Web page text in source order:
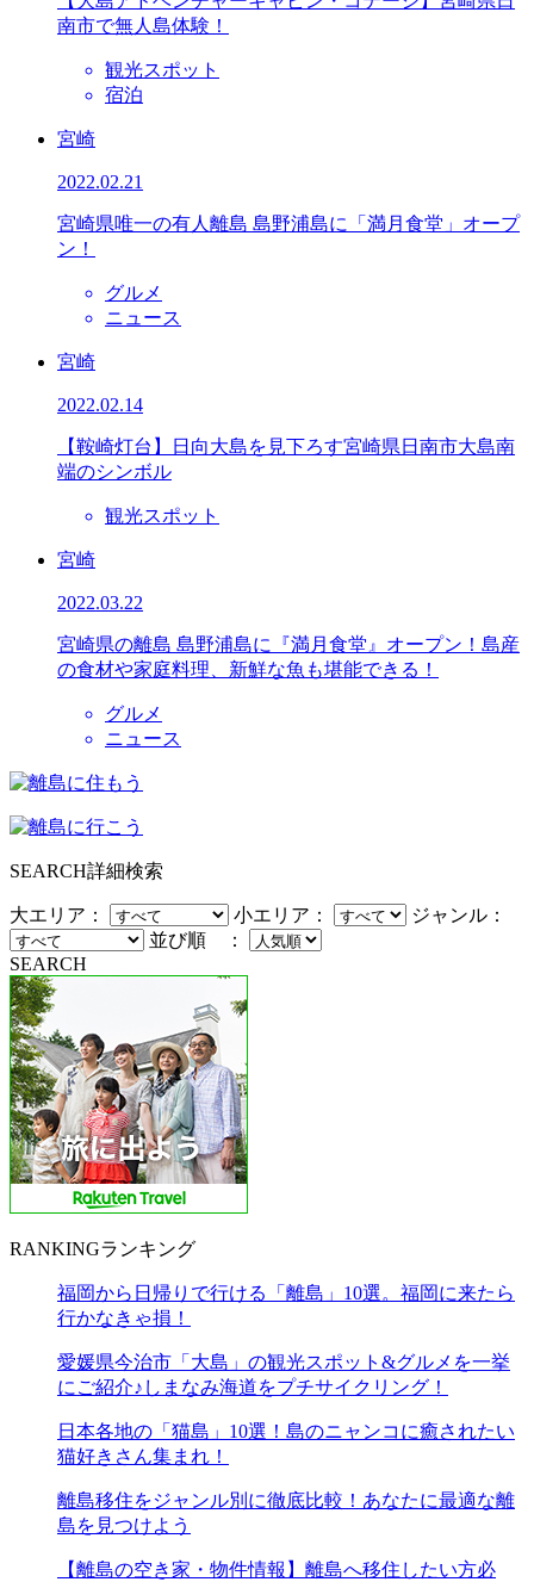
南市で無人島体験！
観光スポット
宿泊
宮崎
2022.02.21
宮崎県唯一の有人離島 島野浦島に「満月食堂」オープ
ン！
グルメ
ニュース
宮崎
2022.02.14
【鞍崎灯台】日向大島を見下ろす宮崎県日南市大島南
端のシンボル
観光スポット
宮崎
2022.03.22
宮崎県の離島 島野浦島に『満月食堂』オープン！島産
の食材や家庭料理、新鮮な魚も堪能できる！
グルメ
ニュース
SEARCH詳細検索
大エリア： 小エリア：
ジャンル：
並び順 ：
SEARCH
RANKINGランキング
福岡から日帰りで行ける「離島」10選。福岡に来たら
行かなきゃ損！
愛媛県今治市「大島」の観光スポット&グルメを一挙
にご紹介♪しまなみ海道をプチサイクリング！
日本各地の「猫島」10選！島のニャンコに癒されたい
猫好きさん集まれ！
離島移住をジャンル別に徹底比較！あなたに最適な離
島を見つけよう
【離島の空き家・物件情報】離島へ移住したい方必